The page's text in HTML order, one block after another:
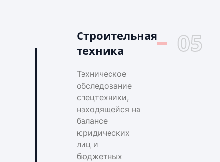
Строительная
техника
05
Техническое
обследование
спецтехники,
находящейся на
балансе
юридических
лиц и
бюджетных